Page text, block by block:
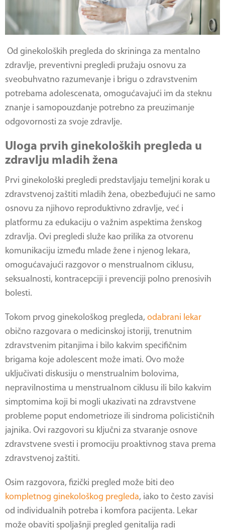
Od ginekoloških pregleda do skrininga za mentalno
zdravlje, preventivni pregledi pružaju osnovu za
sveobuhvatno razumevanje i brigu o zdravstvenim
potrebama adolescenata, omogućavajući im da steknu
znanje i samopouzdanje potrebno za preuzimanje
odgovornosti za svoje zdravlje.
Uloga prvih ginekoloških pregleda u
zdravlju mladih žena
Prvi ginekološki pregledi predstavljaju temeljni korak u
zdravstvenoj zaštiti mladih žena, obezbeđujući ne samo
osnovu za njihovo reproduktivno zdravlje, već i
platformu za edukaciju o važnim aspektima ženskog
zdravlja. Ovi pregledi služe kao prilika za otvorenu
komunikaciju između mlade žene i njenog lekara,
omogućavajući razgovor o menstrualnom ciklusu,
seksualnosti, kontracepciji i prevenciji polno prenosivih
bolesti.
Tokom prvog ginekološkog pregleda, odabrani lekar
obično razgovara o medicinskoj istoriji, trenutnim
zdravstvenim pitanjima i bilo kakvim specifičnim
brigama koje adolescent može imati. Ovo može
uključivati diskusiju o menstrualnim bolovima,
nepravilnostima u menstrualnom ciklusu ili bilo kakvim
simptomima koji bi mogli ukazivati na zdravstvene
probleme poput endometrioze ili sindroma policističnih
jajnika. Ovi razgovori su ključni za stvaranje osnove
zdravstvene svesti i promociju proaktivnog stava prema
zdravstvenoj zaštiti.
Osim razgovora, fizički pregled može biti deo
kompletnog ginekološkog pregleda, iako to često zavisi
od individualnih potreba i komfora pacijenta. Lekar
može obaviti spoljašnji pregled genitalija radi